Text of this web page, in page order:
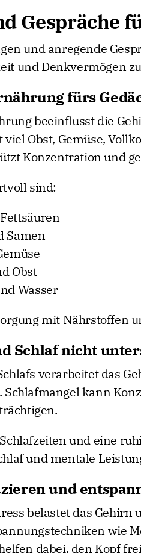
Gespräche
und anregende
und Denkvermögen
fürs
beeinflusst die
Obst, Gemüse,
Konzentration und
sind:
Samen
Obst
Wasser
mit Nährstoffen
Schlaf nicht
verarbeitet das
kann
und eine
und mentale
und
belastet das
wie
dabei, den Kopf